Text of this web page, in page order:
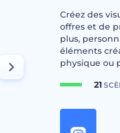
Créez des
offres et de
plus,
éléments
physique ou
21